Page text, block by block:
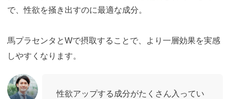
で、性欲を掻き出すのに最適な成分。
馬プラセンタとWで摂取することで、より一層効果を実感
しやすくなります。
性欲アップする成分がたくさん入ってい